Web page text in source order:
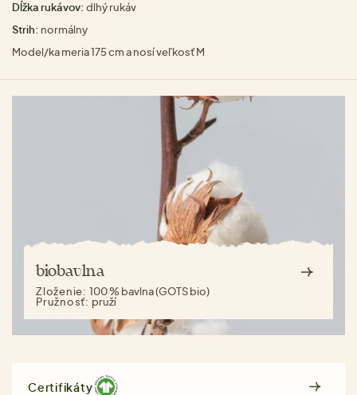
Dĺžka rukávov: dlhý rukáv
Strih: normálny
Model/ka meria 175 cm a nosí veľkosť M
biobavlna
Zloženie: 100 % bavlna (GOTS bio)
Pružnosť: pruží
Certifikáty